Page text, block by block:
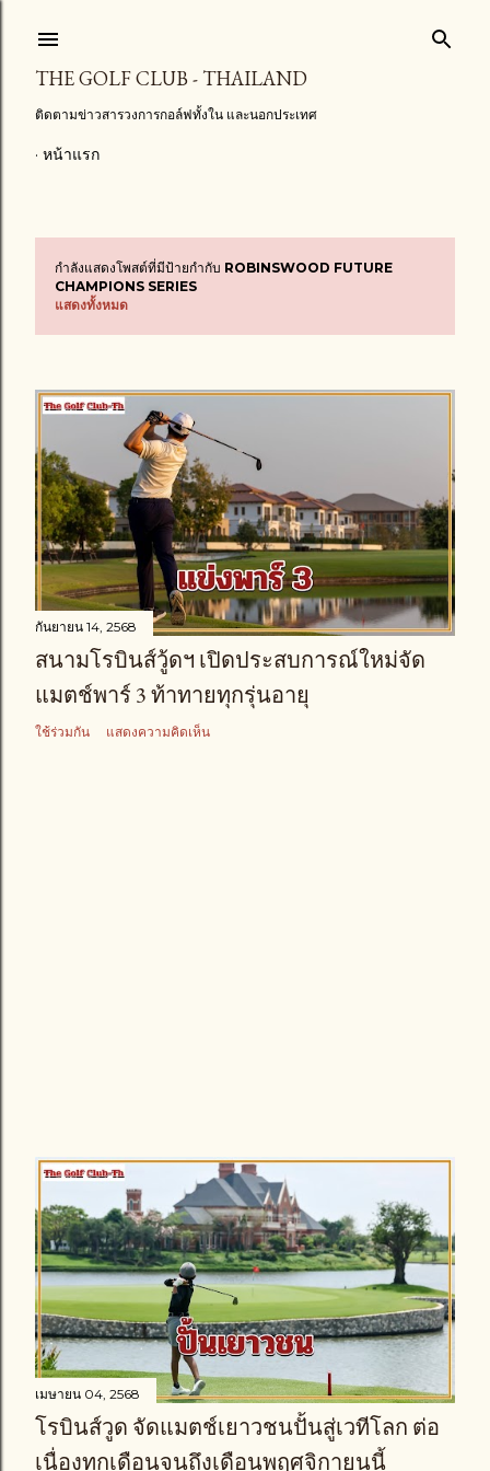
THE GOLF CLUB - THAILAND
ติดตามข่าวสารวงการกอล์ฟทั้งใน และนอกประเทศ
หน้าแรก
ท
ค
ว
า
ม
กำลังแสดงโพสต์ที่มีป้ายกำกับ ROBINSWOOD FUTURE
CHAMPIONS SERIES
แสดงทั้งหมด
กันยายน 14, 2568
สนามโรบินส์วู้ดฯ เปิดประสบการณ์ใหม่จัด
แมตช์พาร์ 3 ท้าทายทุกรุ่นอายุ
ใช้ร่วมกัน แสดงความคิดเห็น
เมษายน 04, 2568
โรบินส์วูด จัดแมตช์เยาวชนปั้นสู่เวทีโลก ต่อ
เนื่องทุกเดือนจนถึงเดือนพฤศจิกายนนี้